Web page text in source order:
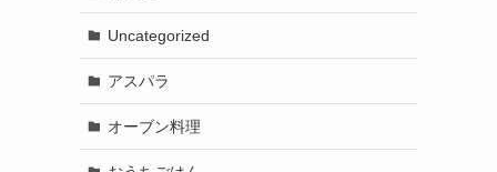
Uncategorized
アスパラ
オーブン料理